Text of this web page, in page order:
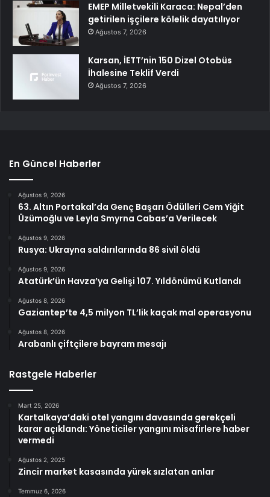
EMEP Milletvekili Karaca: Nepal’den
getirilen işçilere kölelik dayatılıyor
Ağustos 7, 2026
Karsan, İETT’nin 150 Dizel Otobüs
İhalesine Teklif Verdi
Ağustos 7, 2026
En Güncel Haberler
Ağustos 9, 2026
63. Altın Portakal’da Genç Başarı Ödülleri Cem Yiğit
Üzümoğlu ve Leyla Smyrna Cabas’a Verilecek
Ağustos 9, 2026
Rusya: Ukrayna saldırılarında 86 sivil öldü
Ağustos 9, 2026
Atatürk’ün Havza’ya Gelişi 107. Yıldönümü Kutlandı
Ağustos 8, 2026
Gaziantep’te 4,5 milyon TL’lik kaçak mal operasyonu
Ağustos 8, 2026
Arabanlı çiftçilere bayram mesajı
Rastgele Haberler
Mart 25, 2026
Kartalkaya’daki otel yangını davasında gerekçeli
karar açıklandı: Yöneticiler yangını misafirlere haber
vermedi
Ağustos 2, 2025
Zincir market kasasında yürek sızlatan anlar
Temmuz 6, 2026